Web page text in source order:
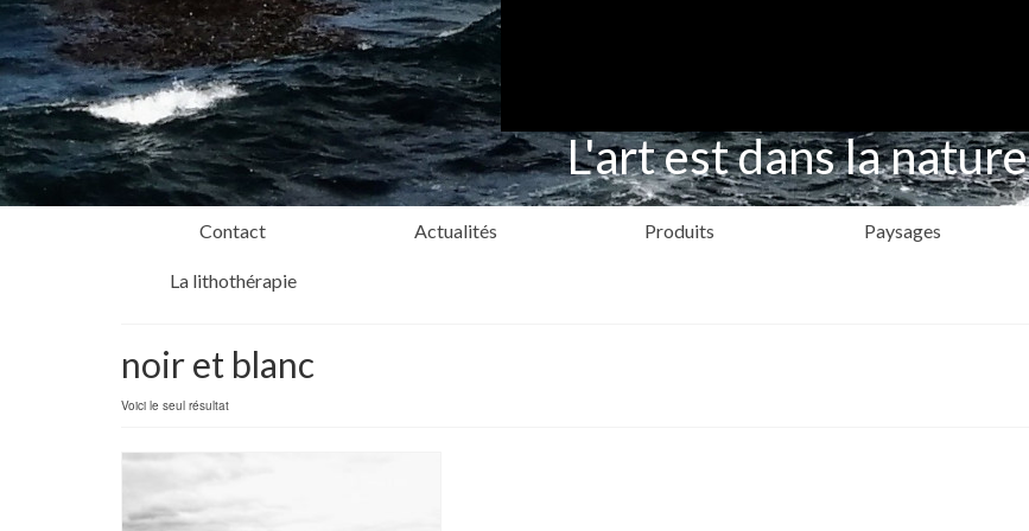
L'art est dans la nature
Contact Actualités Produits Paysages
La lithothérapie
noir et blanc
Voici le seul résultat